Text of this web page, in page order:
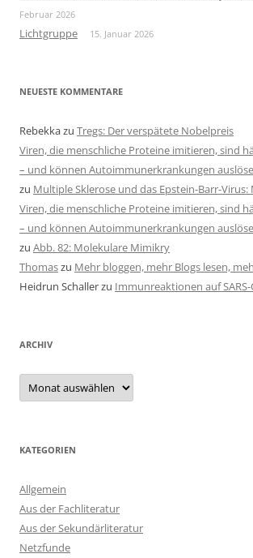
Februar 2026
Lichtgruppe 15. Januar 2026
NEUESTE KOMMENTARE
Rebekkazu Tregs: Der verspätete Nobelpreis
Viren, die menschliche Proteine imitieren, sind
– und können Autoimmunerkrankungen
zu Multiple Sklerose und das Epstein-Barr-Virus:
Viren, die menschliche Proteine imitieren, sind
– und können Autoimmunerkrankungen
zu Abb. 82: Molekulare Mimikry
Thomaszu Mehr bloggen, mehr Blogs lesen,
Heidrun Schallerzu Immunreaktionen auf SARS-
ARCHIV
Archiv
KATEGORIEN
Allgemein
Aus der Fachliteratur
Aus der Sekundärliteratur
Netzfunde